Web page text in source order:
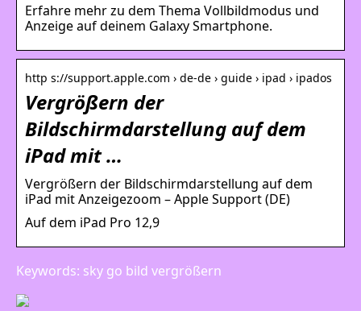
Erfahre mehr zu dem Thema Vollbildmodus und
Anzeige auf deinem Galaxy Smartphone.
http s://support.apple.com › de-de › guide › ipad › ipados
Vergrößern der
Bildschirmdarstellung auf dem
iPad mit …
Vergrößern der Bildschirmdarstellung auf dem
iPad mit Anzeigezoom – Apple Support (DE)
Auf dem iPad Pro 12,9
Keywords: sky go bild vergrößern